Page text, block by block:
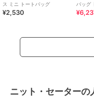
ス ミニ トートバッグ
¥2,530
バッグ
ニット・セーターの